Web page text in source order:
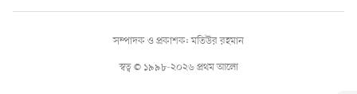
স্বত্ব © ১৯৯৮-২০২৬ প্রথম আলো
সম্পাদক ও প্রকাশক: মতিউর রহমান